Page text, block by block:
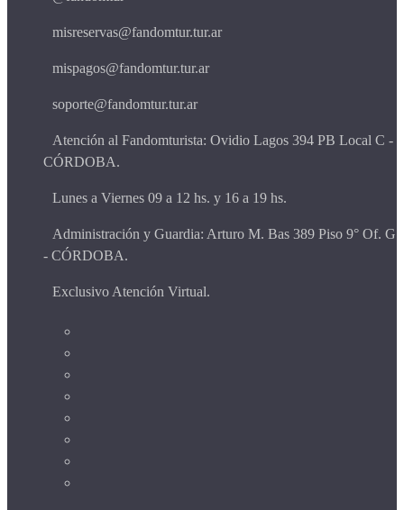
misreservas@fandomtur.tur.ar
mispagos@fandomtur.tur.ar
soporte@fandomtur.tur.ar
Atención al Fandomturista: Ovidio Lagos 394 PB Local C -
CÓRDOBA.
Lunes a Viernes 09 a 12 hs. y 16 a 19 hs.
Administración y Guardia: Arturo M. Bas 389 Piso 9° Of. G
- CÓRDOBA.
Exclusivo Atención Virtual.